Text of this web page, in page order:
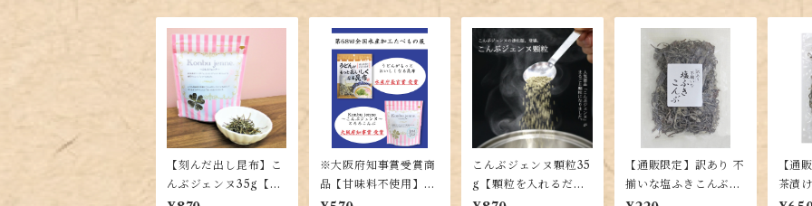
【刻んだ出し昆布】こ
んぶジェンヌ35g【羅
臼・利尻・真昆布の黄
※大阪府知事賞受賞商
品【甘味料不使用】こ
んぶジェンヌとろろ35
こんぶジェンヌ顆粒35
g【顆粒を入れるだけ
で昆布本来の味が楽し
【通販限定】訳あり 不
揃いな塩ふきこんぶ10
0g【正規品と同じ
【通
茶漬
【甘